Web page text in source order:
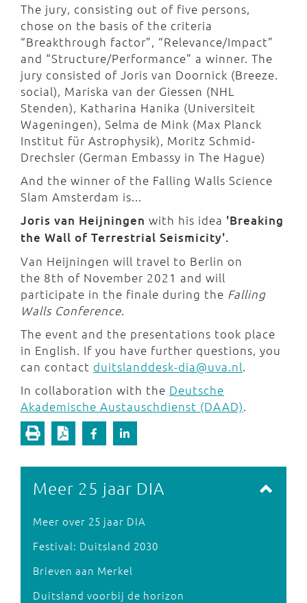
The jury, consisting out of five persons,
chose on the basis of the criteria
“Breakthrough factor”, “Relevance/Impact”
and “Structure/Performance” a winner. The
jury consisted of Joris van Doornick (Breeze.
social), Mariska van der Giessen (NHL
Stenden), Katharina Hanika (Universiteit
Wageningen), Selma de Mink (Max Planck
Institut für Astrophysik), Moritz Schmid-
Drechsler (German Embassy in The Hague)
And the winner of the Falling Walls Science
Slam Amsterdam is...
Joris van Heijningen with his idea 'Breaking
the Wall of Terrestrial Seismicity'.
Van Heijningen will travel to Berlin on
the 8th of November 2021 and will
participate in the finale during the Falling
Walls Conference.
The event and the presentations took place
in English. If you have further questions, you
can contact duitslanddesk-dia@uva.nl.
In collaboration with the Deutsche
Akademische Austauschdienst (DAAD).
Meer 25 jaar DIA
Meer over 25 jaar DIA
Festival: Duitsland 2030
Brieven aan Merkel
Duitsland voorbij de horizon